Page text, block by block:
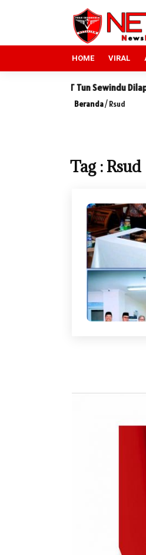
HOME VIRAL
PT Tun Sewindu Dilaporkan ke
Beranda/Rsud
Tag : Rsud